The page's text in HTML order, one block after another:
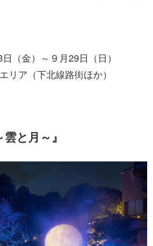
（金）～９月29日（日）
リア（下北線路街ほか）
と月～』